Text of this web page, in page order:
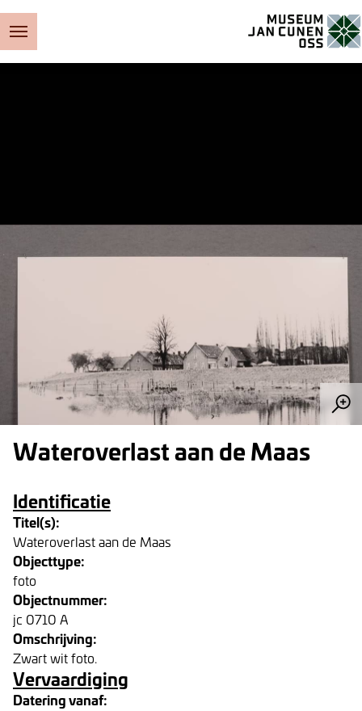
Wateroverlast aan de Maas
Identificatie
Titel(s):
Wateroverlast aan de Maas
Objecttype:
foto
Objectnummer:
jc 0710 A
Omschrijving:
Zwart wit foto.
Vervaardiging
Datering vanaf: